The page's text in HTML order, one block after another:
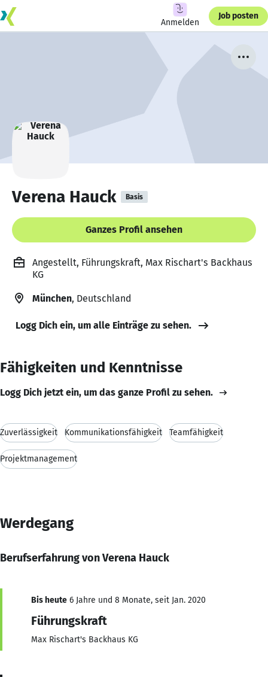
Anmelden
Job posten
Verena Hauck Basis
Ganzes Profil ansehen
Angestellt, Führungskraft, Max Rischart's Backhaus
KG
München, Deutschland
Logg Dich ein, um alle Einträge zu sehen.
Fähigkeiten und Kenntnisse
Logg Dich jetzt ein, um das ganze Profil zu sehen.
Zuverlässigkeit Kommunikationsfähigkeit Teamfähigkeit
Projektmanagement
Werdegang
Berufserfahrung von Verena Hauck
Bis heute 6 Jahre und 8 Monate, seit Jan. 2020
Führungskraft
Max Rischart's Backhaus KG